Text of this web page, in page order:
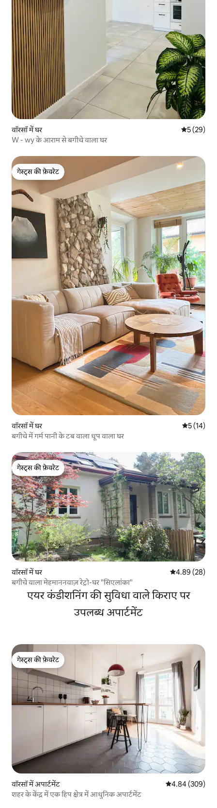
वॉरसॉ में घर औसत रेटिंग
5 (29)
W - wy के आराम से बगीचे वाला घर
गेस्ट्स की फ़ेवरेट
गेस्ट्स की फ़ेवरेट
वॉरसॉ में घर औसत रेटिंग
5 (14)
बगीचे में गर्म पानी के टब वाला धूप वाला घर
गेस्ट्स की फ़ेवरेट
गेस्ट्स की फ़ेवरेट
वॉरसॉ में घर औसत रेटिंग 5 में
4.89 (28)
बगीचे वाला मेहमाननवाज़ रेट्रो-घर "सिएलांका"
एयर कंडीशनिंग की सुविधा वाले किराए पर
उपलब्ध अपार्टमेंट
गेस्ट्स की फ़ेवरेट
गेस्ट्स की फ़ेवरेट
वॉरसॉ में अपार्टमेंट औसत रेटिंग 5 में से
4.84 (309)
शहर के केंद्र में एक हिप क्षेत्र में आधुनिक अपार्टमेंट